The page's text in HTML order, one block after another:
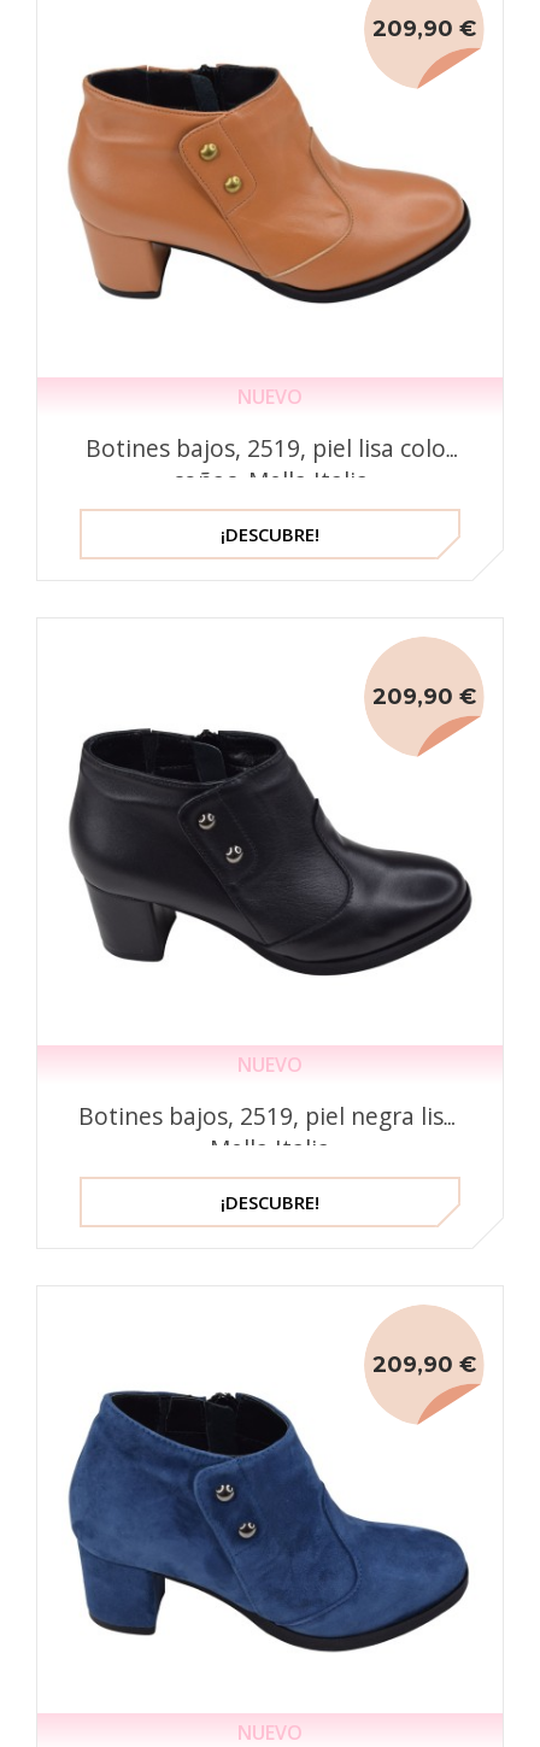
NUEVO
Botines bajos, 2519, piel lisa color
coñac, Mella Italia
209,90 €
¡DESCUBRE!
NUEVO
Botines bajos, 2519, piel negra lisa,
Mella Italia
209,90 €
¡DESCUBRE!
NUEVO
209,90 €